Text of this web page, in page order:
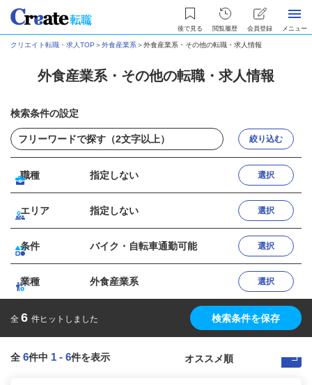
後で見る 閲覧履歴 会員登録 メニュー
クリエイト転職・求人TOP ＞外食産業系＞外食産業系・その他の転職・求人情報
外食産業系・その他の転職・求人情報
検索条件の設定
絞り込む
職種 指定しない 選択
エリア 指定しない 選択
条件 バイク・自転車通勤可能 選択
業種 外食産業系 選択
全 6 件ヒットしました 検索条件を保存
全 6件中 1 - 6件を表示